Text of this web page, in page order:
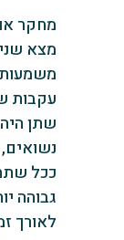
מחקר
מצא
עקבות
שתן
ככל
גבוהה
לאורך